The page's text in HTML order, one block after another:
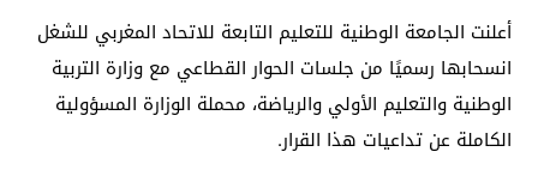
أعلنت الجامعة الوطنية للتعليم التابعة للاتحاد المغربي للشغل
انسحابها رسميًا من جلسات الحوار القطاعي مع وزارة التربية
الوطنية والتعليم الأولي والرياضة، محملة الوزارة المسؤولية
الكاملة عن تداعيات هذا القرار.